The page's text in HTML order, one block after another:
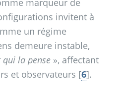
marqueur de
invitent à
un régime
demeure instable,
la pense », affectant
et observateurs [6].